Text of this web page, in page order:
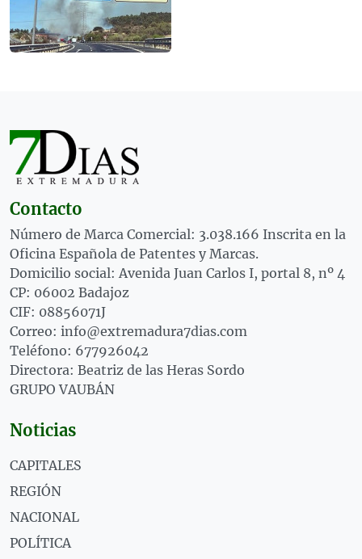
Contacto
Número de Marca Comercial: 3.038.166 Inscrita en la
Oficina Española de Patentes y Marcas.
Domicilio social: Avenida Juan Carlos I, portal 8, nº 4
CP: 06002 Badajoz
CIF: 08856071J
Correo: info@extremadura7dias.com
Teléfono: 677926042
Directora: Beatriz de las Heras Sordo
GRUPO VAUBÁN
Noticias
CAPITALES
REGIÓN
NACIONAL
POLÍTICA